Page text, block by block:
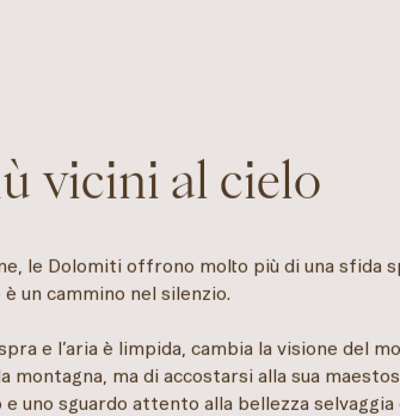
vicini al cielo
le Dolomiti offrono molto più di una sfida
un cammino nel silenzio.
e l’aria è limpida, cambia la visione del
montagna, ma di accostarsi alla sua
uno sguardo attento alla bellezza selvaggia